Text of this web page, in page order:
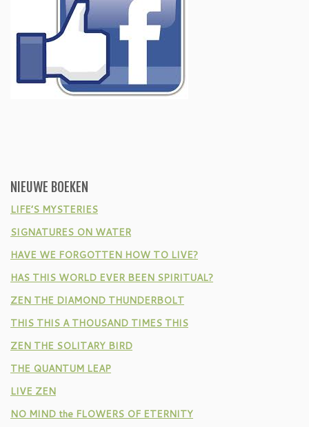
NIEUWE BOEKEN
LIFE’S MYSTERIES
SIGNATURES ON WATER
HAVE WE FORGOTTEN HOW TO LIVE?
HAS THIS WORLD EVER BEEN SPIRITUAL?
ZEN THE DIAMOND THUNDERBOLT
THIS THIS A THOUSAND TIMES THIS
ZEN THE SOLITARY BIRD
THE QUANTUM LEAP
LIVE ZEN
NO MIND the FLOWERS OF ETERNITY